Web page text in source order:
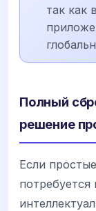
так как
Полный
решение
Если